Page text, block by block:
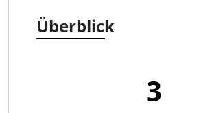
Überblick
3